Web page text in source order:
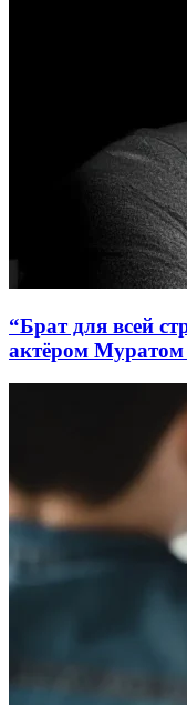
“Брат для всей
актёром